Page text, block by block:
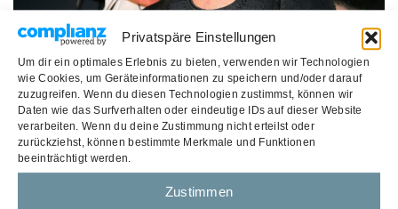
Privatspäre Einstellungen
Um dir ein optimales Erlebnis zu bieten, verwenden wir Technologien
wie Cookies, um Geräteinformationen zu speichern und/oder darauf
zuzugreifen. Wenn du diesen Technologien zustimmst, können wir
Daten wie das Surfverhalten oder eindeutige IDs auf dieser Website
verarbeiten. Wenn du deine Zustimmung nicht erteilst oder
zurückziehst, können bestimmte Merkmale und Funktionen
beeinträchtigt werden.
Zustimmen
Knieverletzungen und Skifahren –
evidenzbasierte Zusammenhänge in